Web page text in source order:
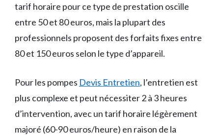
tarif horaire pour ce type de prestation oscille
entre 50 et 80 euros, mais la plupart des
professionnels proposent des forfaits fixes entre
80 et 150 euros selon le type d’appareil.
Pour les pompes Devis Entretien, l’entretien est
plus complexe et peut nécessiter 2 à 3 heures
d’intervention, avec un tarif horaire légèrement
majoré (60-90 euros/heure) en raison de la